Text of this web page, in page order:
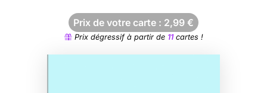
Prix de votre carte : 2,99 €
Prix dégressif à partir de 11cartes !